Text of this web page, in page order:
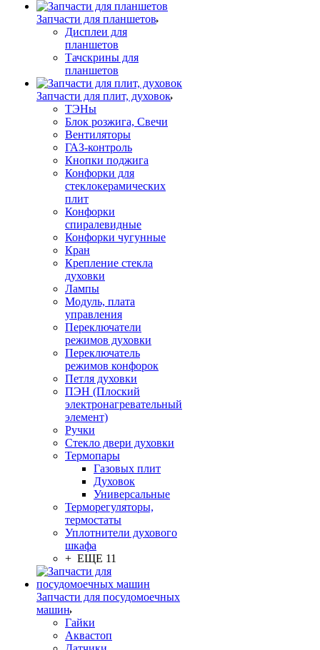
Запчасти для планшетов
Дисплеи для
планшетов
Тачскрины для
планшетов
Запчасти для плит, духовок
ТЭНы
Блок розжига, Свечи
Вентиляторы
ГАЗ-контроль
Кнопки поджига
Конфорки для
стеклокерамических
плит
Конфорки
спиралевидные
Конфорки чугунные
Кран
Крепление стекла
духовки
Лампы
Модуль, плата
управления
Переключатели
режимов духовки
Переключатель
режимов конфорок
Петля духовки
ПЭН (Плоский
электронагревательный
элемент)
Ручки
Стекло двери духовки
Термопары
Газовых плит
Духовок
Универсальные
Терморегуляторы,
термостаты
Уплотнители духового
шкафа
+ ЕЩЕ 11
Запчасти для посудомоечных
машин
Гайки
Аквастоп